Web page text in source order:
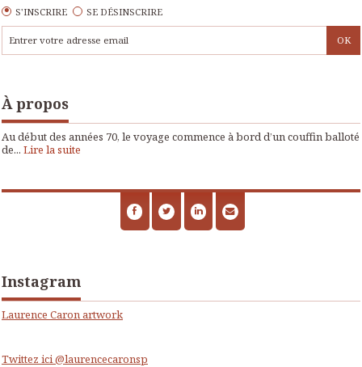
S'INSCRIRE SE DÉSINSCRIRE
À propos
Au début des années 70, le voyage commence à bord d’un couffin balloté
de... Lire la suite
Instagram
Laurence Caron artwork
Twittez ici @laurencecaronsp